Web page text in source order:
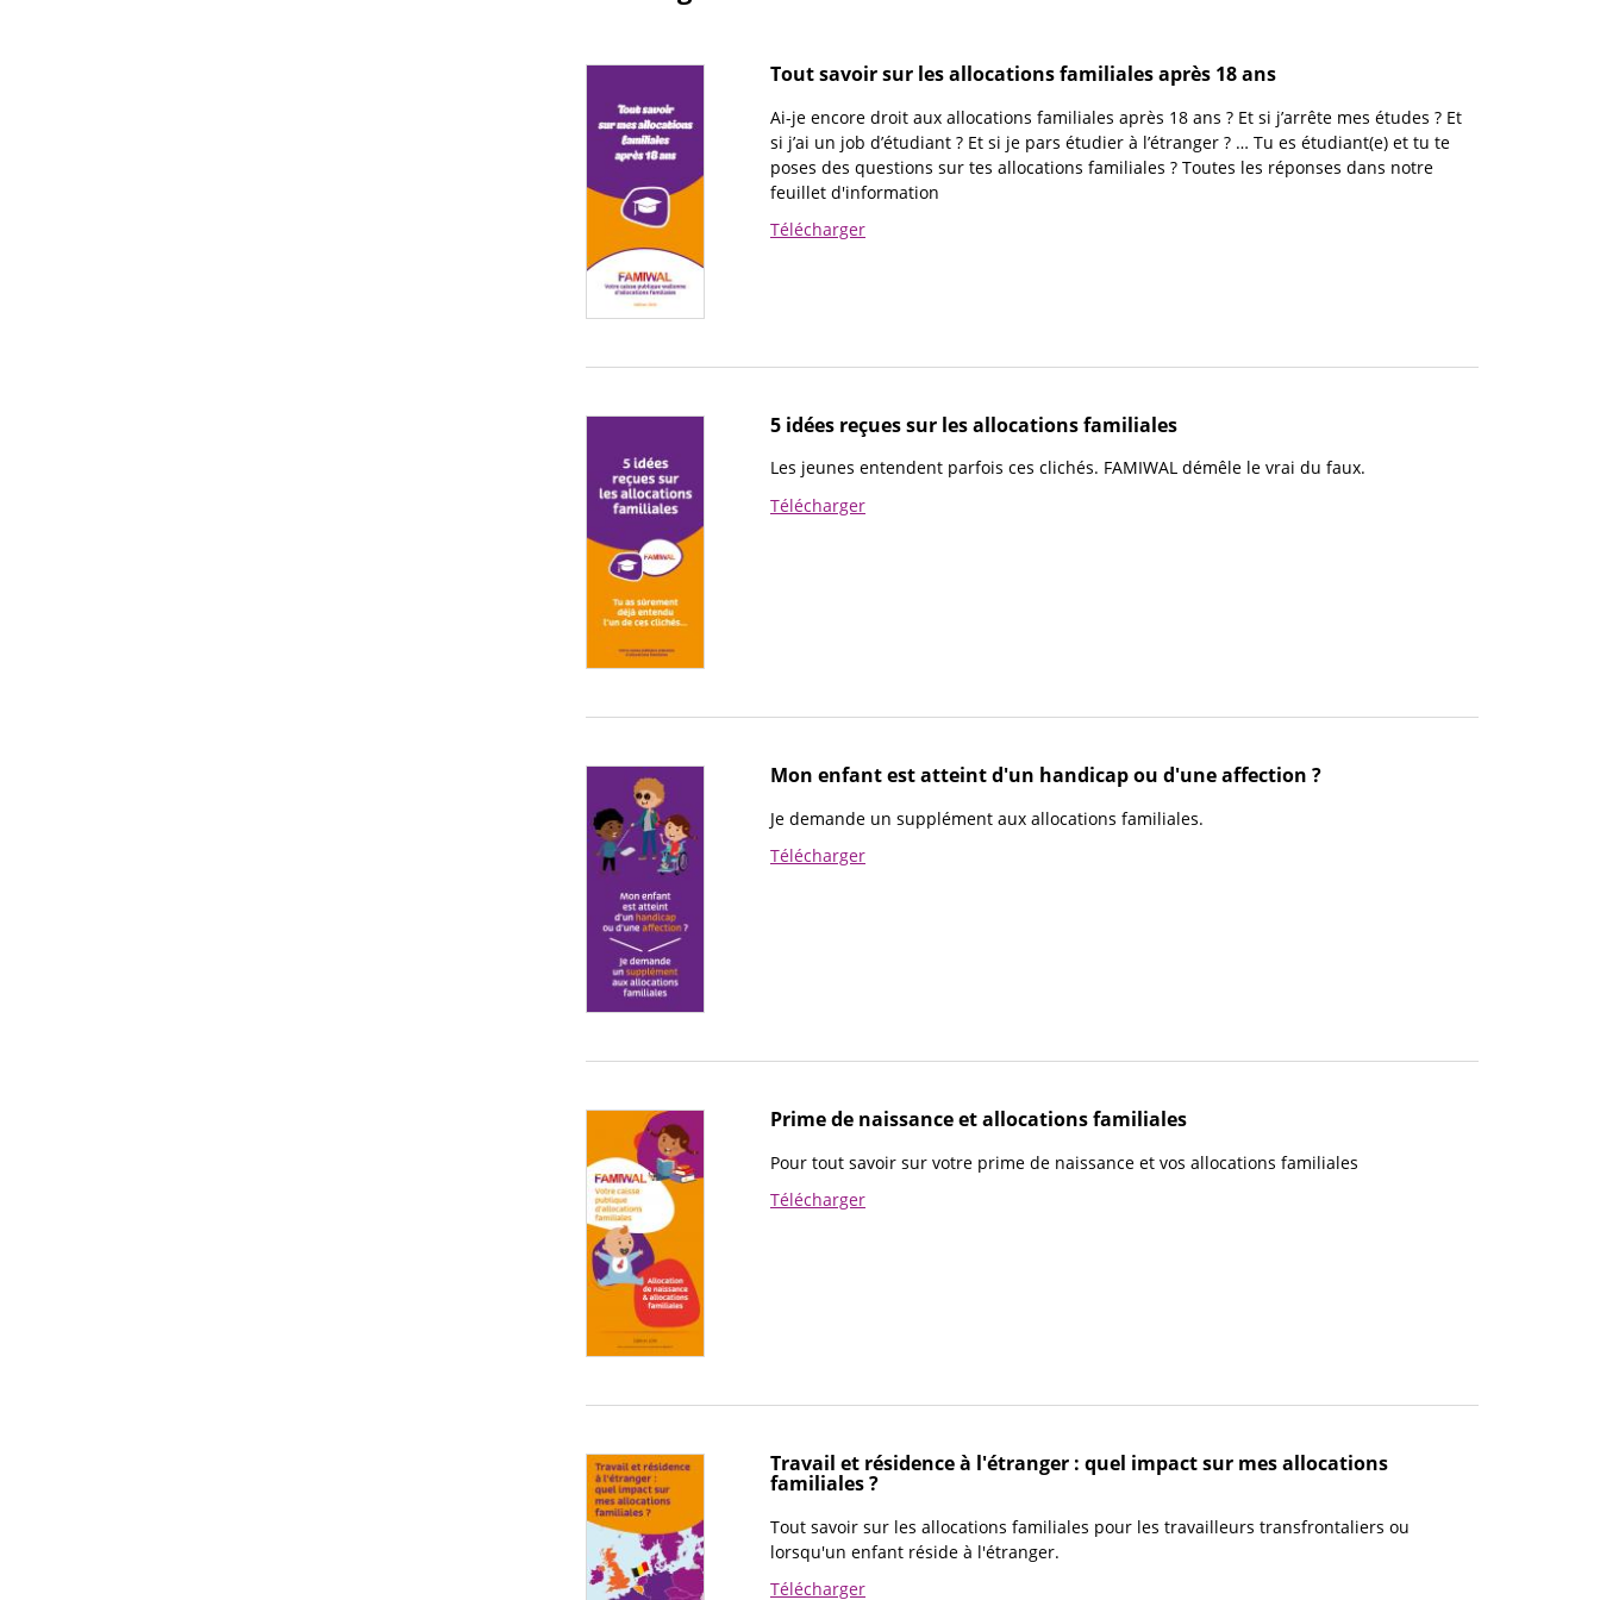
Tout savoir sur les allocations familiales après 18 ans
Ai-je encore droit aux allocations familiales après 18 ans ? Et si j’arrête mes études ? Et
si j’ai un job d’étudiant ? Et si je pars étudier à l’étranger ? … Tu es étudiant(e) et tu te
poses des questions sur tes allocations familiales ? Toutes les réponses dans notre
feuillet d'information
Télécharger
5 idées reçues sur les allocations familiales
Les jeunes entendent parfois ces clichés. FAMIWAL démêle le vrai du faux.
Télécharger
Mon enfant est atteint d'un handicap ou d'une affection ?
Je demande un supplément aux allocations familiales.
Télécharger
Prime de naissance et allocations familiales
Pour tout savoir sur votre prime de naissance et vos allocations familiales
Télécharger
Travail et résidence à l'étranger : quel impact sur mes allocations
familiales ?
Tout savoir sur les allocations familiales pour les travailleurs transfrontaliers ou
lorsqu'un enfant réside à l'étranger.
Télécharger